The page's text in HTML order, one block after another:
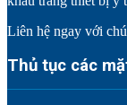
Liên hệ ngay với
Thủ tục các